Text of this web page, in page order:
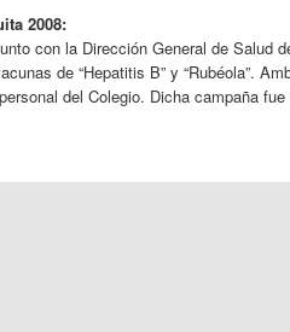
2008:
con la Dirección General de Salud
de “Hepatitis B” y “Rubéola”.
del Colegio. Dicha campaña